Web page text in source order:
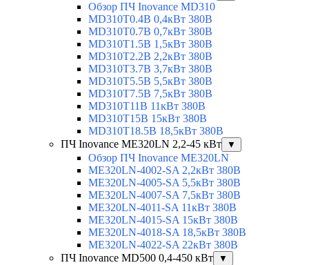
Обзор ПЧ Inovance MD310
MD310T0.4B 0,4кВт 380В
MD310T0.7B 0,7кВт 380В
MD310T1.5B 1,5кВт 380В
MD310T2.2B 2,2кВт 380В
MD310T3.7B 3,7кВт 380В
MD310T5.5B 5,5кВт 380В
MD310T7.5B 7,5кВт 380В
MD310T11B 11кВт 380В
MD310T15B 15кВт 380В
MD310T18.5B 18,5кВт 380В
ПЧ Inovance ME320LN 2,2-45 кВт
▼
Обзор ПЧ Inovance ME320LN
ME320LN-4002-SA 2,2кВт 380В
ME320LN-4005-SA 5,5кВт 380В
ME320LN-4007-SA 7,5кВт 380В
ME320LN-4011-SA 11кВт 380В
ME320LN-4015-SA 15кВт 380В
ME320LN-4018-SA 18,5кВт 380В
ME320LN-4022-SA 22кВт 380В
ПЧ Inovance MD500 0,4-450 кВт
▼